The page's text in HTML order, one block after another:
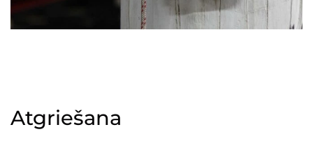
Atgriešana